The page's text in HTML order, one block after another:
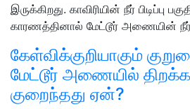
இருக்கிறது. காவிரியின் நீர் பிடிப்பு
காரணத்தினால் மேட்டூர் அணையின்
கேள்விக்குறியாகும்
மேட்டூர் அணையில்
குறைந்தது ஏன்?